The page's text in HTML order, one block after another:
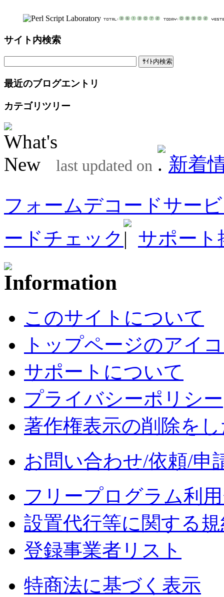
サイト内検索
最近のブログエントリ
カテゴリツリー
last updated on
新着
フォームデコードサー
ードチェック
サポート
このサイトについて
トップページのアイ
サポートについて
プライバシーポリシー
著作権表示の削除を
お問い合わせ/依頼/申
フリープログラム利
設置代行等に関する
登録事業者リスト
特商法に基づく表示